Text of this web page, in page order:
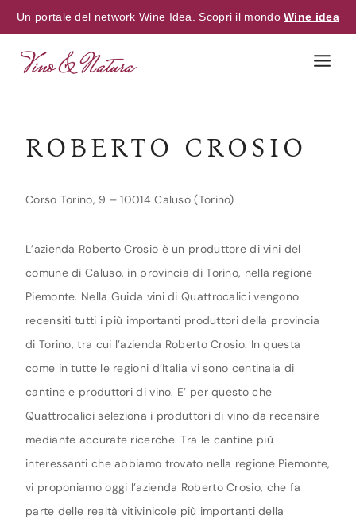
Un portale del network Wine Idea. Scopri il mondoWine idea
ROBERTO CROSIO
Corso Torino, 9 – 10014 Caluso (Torino)
L’azienda Roberto Crosio è un produttore di vini del
comune di Caluso, in provincia di Torino, nella regione
Piemonte. Nella Guida vini di Quattrocalici vengono
recensiti tutti i più importanti produttori della provincia
di Torino, tra cui l’azienda Roberto Crosio. In questa
come in tutte le regioni d’Italia vi sono centinaia di
cantine e produttori di vino. E’ per questo che
Quattrocalici seleziona i produttori di vino da recensire
mediante accurate ricerche. Tra le cantine più
interessanti che abbiamo trovato nella regione Piemonte,
vi proponiamo oggi l’azienda Roberto Crosio, che fa
parte delle realtà vitivinicole più importanti della